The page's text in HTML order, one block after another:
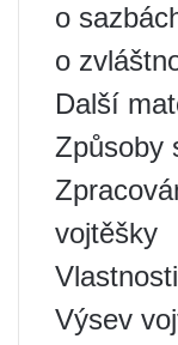
o
o
Další
Způsoby
vojtěšky
Výsev